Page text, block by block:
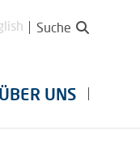
Suche
ÜBER UNS